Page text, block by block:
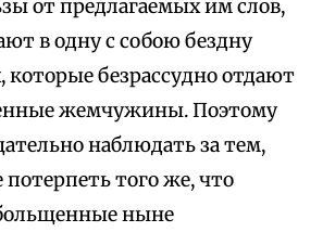
от предлагаемых им слов,
в одну с собою бездну
которые безрассудно отдают
жемчужины. Поэтому
наблюдать за тем,
того же, что
ныне